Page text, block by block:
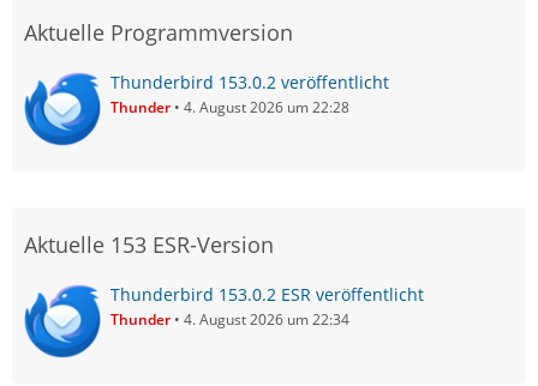
Aktuelle Programmversion
Thunderbird 153.0.2 veröffentlicht
Thunder 4. August 2026 um 22:28
Aktuelle 153 ESR-Version
Thunderbird 153.0.2 ESR veröffentlicht
Thunder 4. August 2026 um 22:34